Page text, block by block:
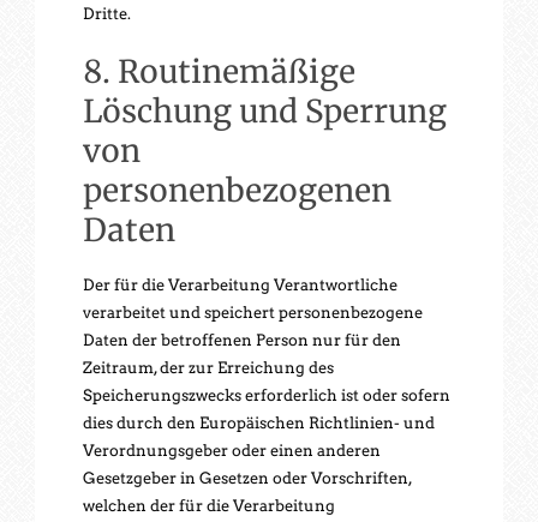
Dritte.
8. Routinemäßige
Löschung und Sperrung
von
personenbezogenen
Daten
Der für die Verarbeitung Verantwortliche
verarbeitet und speichert personenbezogene
Daten der betroffenen Person nur für den
Zeitraum, der zur Erreichung des
Speicherungszwecks erforderlich ist oder sofern
dies durch den Europäischen Richtlinien- und
Verordnungsgeber oder einen anderen
Gesetzgeber in Gesetzen oder Vorschriften,
welchen der für die Verarbeitung